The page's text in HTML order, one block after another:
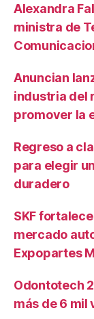
Alexandra
ministra de
Anuncian
industria del
promover la
Regreso a
para elegir
duradero
SKF
mercado
Expopartes
Odontotech
más de 6 mil